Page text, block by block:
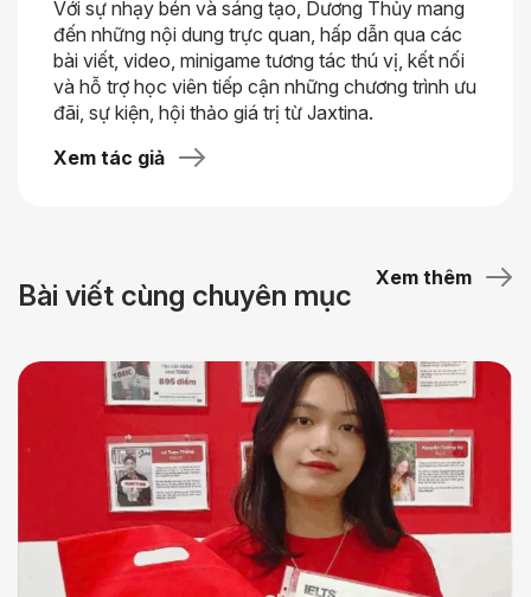
Với sự nhạy bén và sáng tạo, Dương Thủy mang
đến những nội dung trực quan, hấp dẫn qua các
bài viết, video, minigame tương tác thú vị, kết nối
và hỗ trợ học viên tiếp cận những chương trình ưu
đãi, sự kiện, hội thảo giá trị từ Jaxtina.
Xem tác giả
Bài viết cùng chuyên mục
Xem thêm